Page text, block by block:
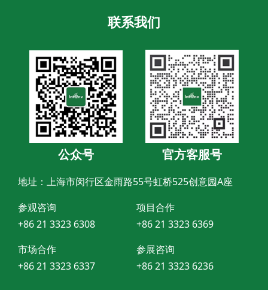
联系我们
公众号 官方客服号
地址：上海市闵行区金雨路55号虹桥525创意园A座
参观咨询
+86 21 3323 6308
项目合作
+86 21 3323 6369
市场合作
+86 21 3323 6337
参展咨询
+86 21 3323 6236